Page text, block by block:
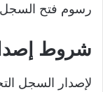
رسوم فتح السجل
شروط
لإصدار السجل